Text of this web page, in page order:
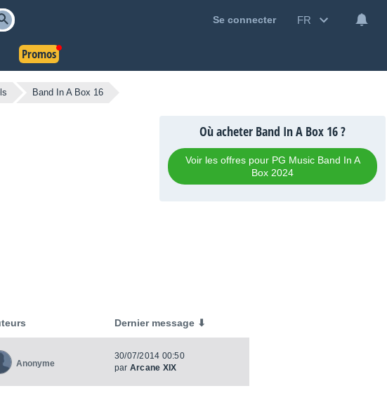
Se connecter FR
Promos
Band In A Box 16
Où acheter Band In A Box 16 ?
Voir les offres pour PG Music Band In A
Box 2024
Dernier message ⬇
Anonyme
30/07/2014 00:50
par Arcane XIX